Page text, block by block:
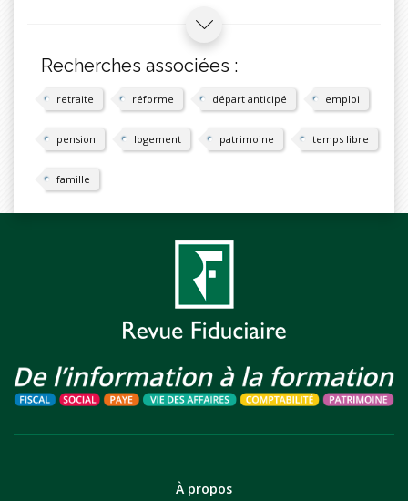
Recherches associées :
retraite réforme départ anticipé emploi
pension logement patrimoine temps libre
famille
À propos